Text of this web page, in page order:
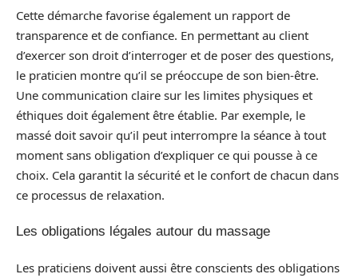
Cette démarche favorise également un rapport de
transparence et de confiance. En permettant au client
d’exercer son droit d’interroger et de poser des questions,
le praticien montre qu’il se préoccupe de son bien-être.
Une communication claire sur les limites physiques et
éthiques doit également être établie. Par exemple, le
massé doit savoir qu’il peut interrompre la séance à tout
moment sans obligation d’expliquer ce qui pousse à ce
choix. Cela garantit la sécurité et le confort de chacun dans
ce processus de relaxation.
Les obligations légales autour du massage
Les praticiens doivent aussi être conscients des obligations